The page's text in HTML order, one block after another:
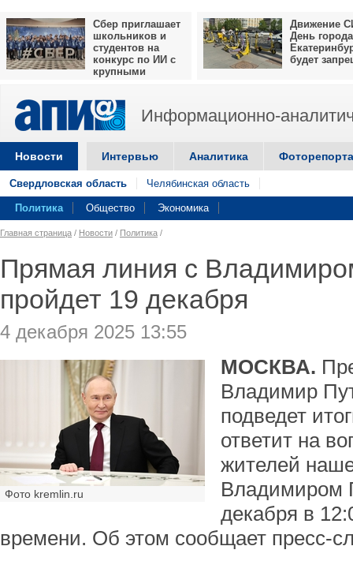
Сбер приглашает
школьников и
студентов на
конкурс по ИИ с
крупными
Движение
День города
будет
Информационно-
Новости Интервью Аналитика
Свердловская область Челябинская область
Политика Общество Экономика
Главная страница / Новости / Политика /
Прямая линия с
пройдет 19 декабря
4 декабря 2025 13:55
Фото kremlin.ru
МОСКВА.
Владимир
подведет
ответит на
жителей
Владимиром
декабря в
времени. Об этом сообщает пресс-